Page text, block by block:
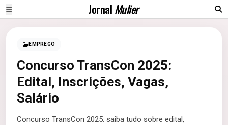
JornalMulier
EMPREGO
Concurso TransCon 2025:
Edital, Inscrições, Vagas,
Salário
Concurso TransCon 2025: saiba tudo sobre edital,